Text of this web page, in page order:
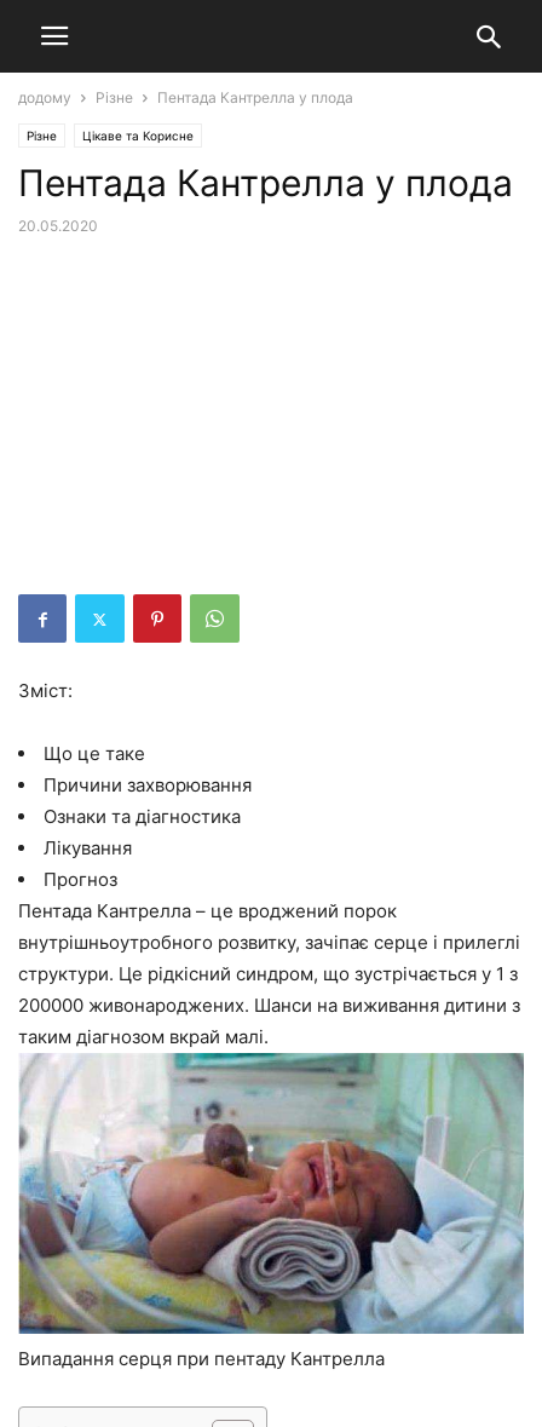
додому Різне Пентада Кантрелла у плода
Різне Цікаве та Корисне
Пентада Кантрелла у плода
20.05.2020
Зміст:
Що це таке
Причини захворювання
Ознаки та діагностика
Лікування
Прогноз
Пентада Кантрелла – це вроджений порок
внутрішньоутробного розвитку, зачіпає серце і прилеглі
структури. Це рідкісний синдром, що зустрічається у 1 з
200000 живонароджених. Шанси на виживання дитини з
таким діагнозом вкрай малі.
Випадання серця при пентаду Кантрелла